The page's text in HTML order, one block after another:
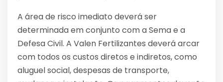
A área de risco imediato deverá ser
determinada em conjunto com a Sema e a
Defesa Civil. A Valen Fertilizantes deverá arcar
com todos os custos diretos e indiretos, como
aluguel social, despesas de transporte,